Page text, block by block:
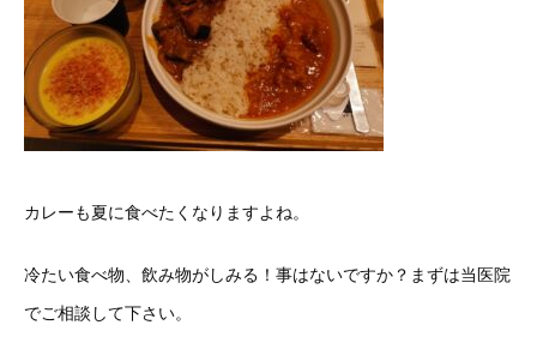
カレーも夏に食べたくなりますよね。
冷たい食べ物、飲み物がしみる！事はないですか？まずは当医院
でご相談して下さい。